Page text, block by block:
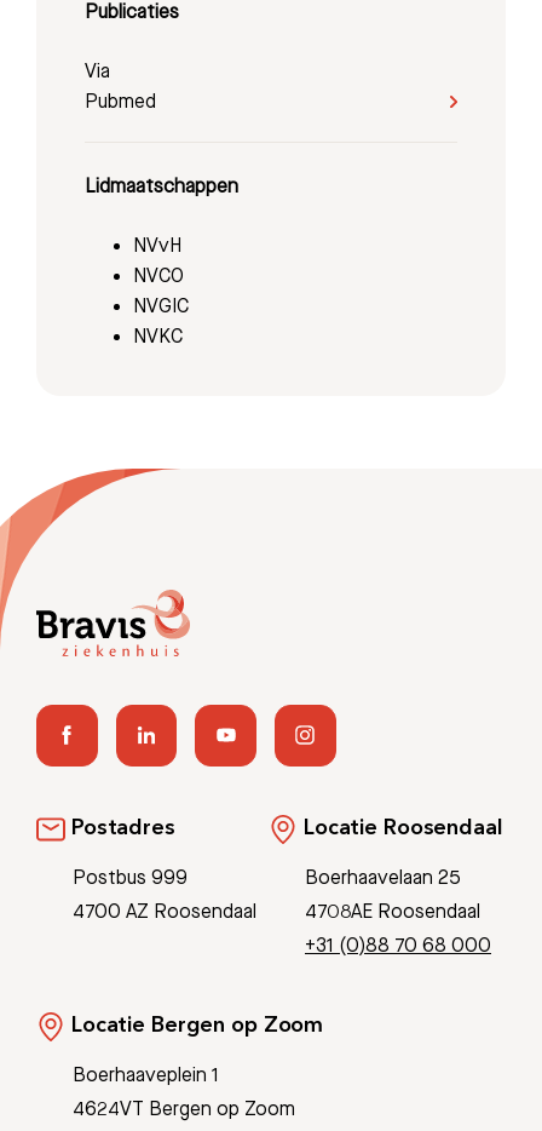
Publicaties
Via
Pubmed
Lidmaatschappen
NVvH
NVCO
NVGIC
NVKC
Postadres
Postbus 999
4700 AZ Roosendaal
Locatie Roosendaal
Boerhaavelaan 25
4708AE Roosendaal
+31 (0)88 70 68 000
Locatie Bergen op Zoom
Boerhaaveplein 1
4624VT Bergen op Zoom